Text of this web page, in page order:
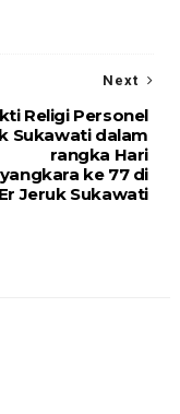
Next
Religi Personel
Sukawati dalam
rangka Hari
ke 77 di
Jeruk Sukawati